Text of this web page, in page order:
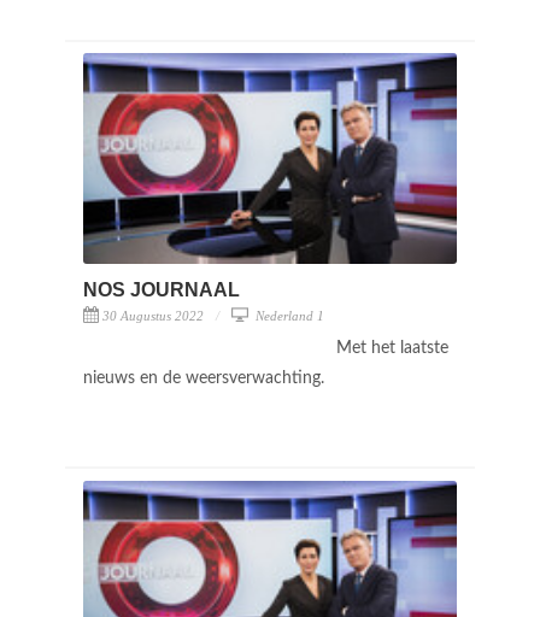
NOS JOURNAAL
30 Augustus 2022 Nederland 1
Met het laatste
nieuws en de weersverwachting.